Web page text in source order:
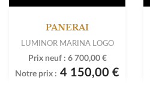
PANERAI
LUMINOR MARINA LOGO
Prix neuf : 6 700,00 €
Notre prix : 4 150,00 €